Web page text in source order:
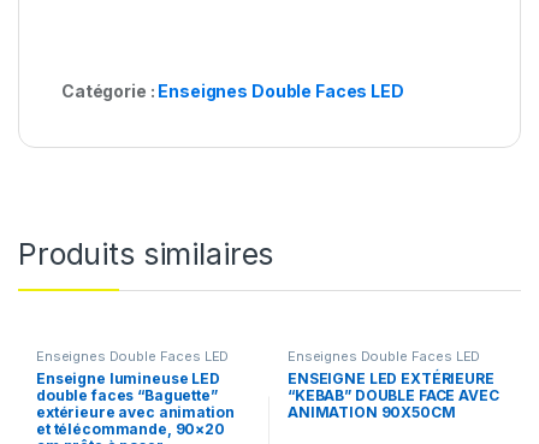
Catégorie : Enseignes Double Faces LED
Produits similaires
Enseignes Double Faces LED
Enseigne lumineuse LED
double faces “Baguette”
extérieure avec animation
et télécommande, 90×20
Enseignes Double Faces LED
ENSEIGNE LED EXTÉRIEURE
“KEBAB” DOUBLE FACE AVEC
ANIMATION 90X50CM